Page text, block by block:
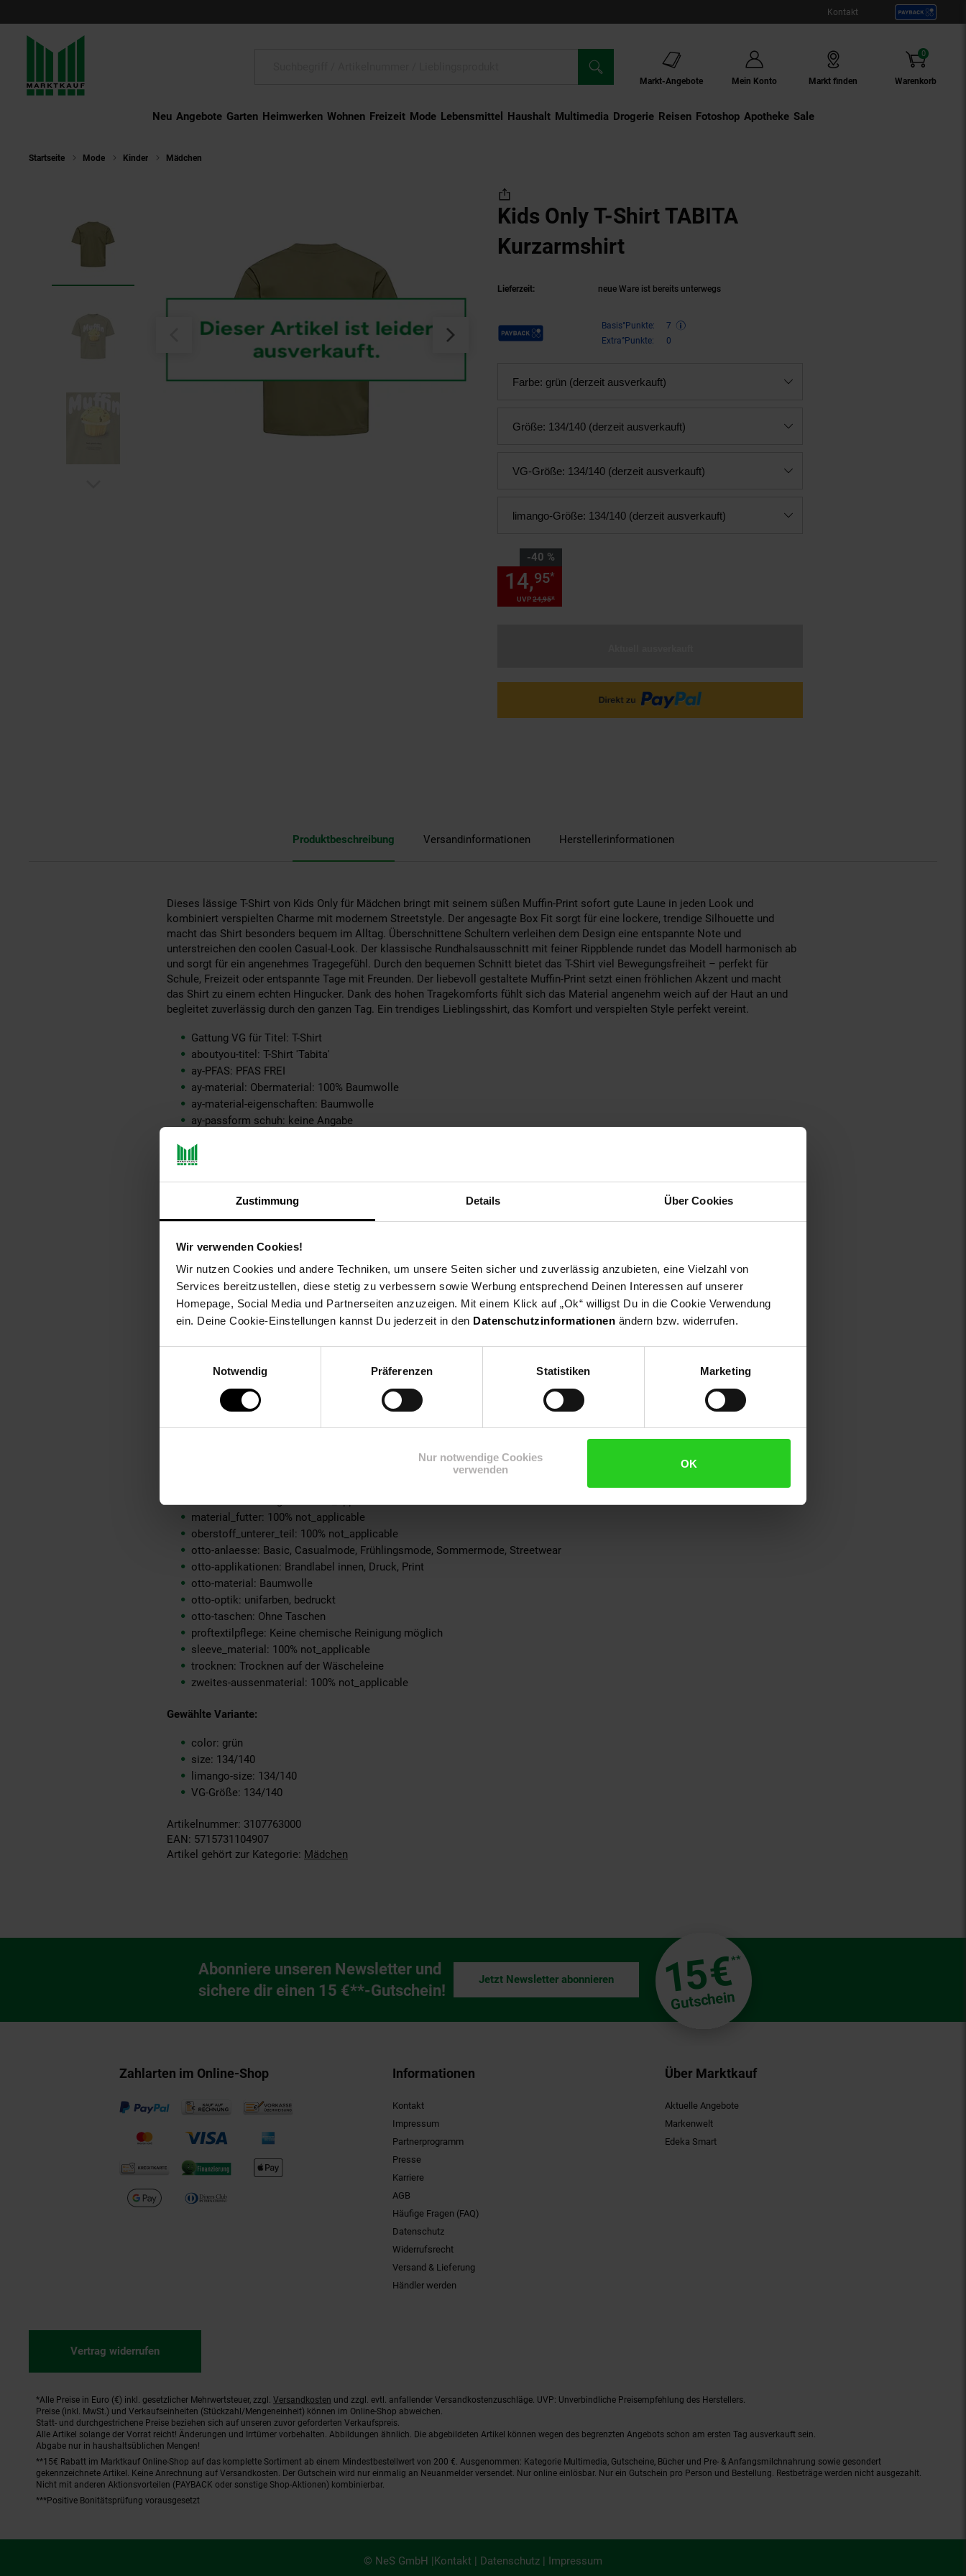
Zustimmung Details Über Cookies
Wir verwenden Cookies!
Wir nutzen Cookies und andere Techniken, um unsere Seiten sicher und zuverlässig anzubieten, eine Vielzahl von
Services bereitzustellen, diese stetig zu verbessern sowie Werbung entsprechend Deinen Interessen auf unserer
Homepage, Social Media und Partnerseiten anzuzeigen. Mit einem Klick auf „Ok“ willigst Du in die Cookie Verwendung
ein. Deine Cookie-Einstellungen kannst Du jederzeit in den Datenschutzinformationen ändern bzw. widerrufen.
Notwendig
Präferenzen Statistiken Marketing
Nur notwendige Cookies
verwenden
OK
Kontakt
Markt-Angebote Mein Konto Markt finden Warenkorb
0
Artikel
Neu Angebote Garten Heimwerken Wohnen Freizeit Mode Lebensmittel Haushalt Multimedia Drogerie Externer Link:
Reisen Externer Link:
Fotoshop Externer Link:
Apotheke Sale
Startseite Mode Kinder Mädchen
Kids Only T-Shirt TABITA
Kurzarmshirt
Lieferzeit: neue Ware ist bereits unterwegs
Payback Punkte Basis°Punkte:
7
Extra°Punkte:
0
Farbe: grün (derzeit ausverkauft)
Größe: 134/140 (derzeit ausverkauft)
VG-Größe: 134/140 (derzeit ausverkauft)
limango-Größe: 134/140 (derzeit ausverkauft)
-40 %
Sie Sparen 40 Prozent,
UVP24,95*
14,95*
Produktbeschreibung Versandinformationen Herstellerinformationen
Dieses lässige T-Shirt von Kids Only für Mädchen bringt mit seinem süßen Muffin-Print sofort gute Laune in jeden Look und
kombiniert verspielten Charme mit modernem Streetstyle. Der angesagte Box Fit sorgt für eine lockere, trendige Silhouette und
macht das Shirt besonders bequem im Alltag. Überschnittene Schultern verleihen dem Design eine entspannte Note und
unterstreichen den coolen Casual-Look. Der klassische Rundhalsausschnitt mit feiner Rippblende rundet das Modell harmonisch ab
und sorgt für ein angenehmes Tragegefühl. Durch den bequemen Schnitt bietet das T-Shirt viel Bewegungsfreiheit – perfekt für
Schule, Freizeit oder entspannte Tage mit Freunden. Der liebevoll gestaltete Muffin-Print setzt einen fröhlichen Akzent und macht
das Shirt zu einem echten Hingucker. Dank des hohen Tragekomforts fühlt sich das Material angenehm weich auf der Haut an und
begleitet zuverlässig durch den ganzen Tag. Ein trendiges Lieblingsshirt, das Komfort und verspielten Style perfekt vereint.
Gattung VG für Titel: T-Shirt
aboutyou-titel: T-Shirt 'Tabita'
ay-PFAS: PFAS FREI
ay-material: Obermaterial: 100% Baumwolle
ay-material-eigenschaften: Baumwolle
ay-passform schuh: keine Angabe
ay-schuhdetails: keine Angabe
ay-sondergroessen_produktebene: keine Angabe
ay-technologie jeans: keine Angabe
bleichen: Nicht bleichen
fuellung: 100% not_applicable
geschlechtvangraaf: Mädchen
innen_material_einsatz: 100% not_applicable
innensohle_material: kein Schuh
material: 100% Baumwolle
material-futter-innenjacke: 100% not_applicable
material-oberstoff-innenjacke: 100% not_applicable
material-oberstoff-mittlerer-teil: 100% not_applicable
material_futter: 100% not_applicable
oberstoff_unterer_teil: 100% not_applicable
otto-anlaesse: Basic, Casualmode, Frühlingsmode, Sommermode, Streetwear
otto-applikationen: Brandlabel innen, Druck, Print
otto-material: Baumwolle
otto-optik: unifarben, bedruckt
otto-taschen: Ohne Taschen
proftextilpflege: Keine chemische Reinigung möglich
sleeve_material: 100% not_applicable
trocknen: Trocknen auf der Wäscheleine
zweites-aussenmaterial: 100% not_applicable
Gewählte Variante:
color: grün
size: 134/140
limango-size: 134/140
VG-Größe: 134/140
Artikelnummer: 3107763000
EAN: 5715731104907
Artikel gehört zur Kategorie: Mädchen
Newsletter Anmeldung
Abonniere unseren Newsletter und
sichere dir einen 15 €**-Gutschein!
15€**
Gutschein
Jetzt Newsletter abonnieren
Zahlarten im Online-Shop Informationen
Kontakt
Impressum
Partnerprogramm
Presse
Karriere
AGB
Häufige Fragen (FAQ)
Datenschutz
Widerrufsrecht
Versand & Lieferung
Händler werden
Über Marktkauf
Aktuelle Angebote
Markenwelt
Edeka Smart
Vertrag widerrufen
Fußnoten
*Alle Preise in Euro (€) inkl. gesetzlicher Mehrwertsteuer, zzgl. Versandkosten und zzgl. evtl. anfallender Versandkostenzuschläge. UVP: Unverbindliche Preisempfehlung des Herstellers.
Preise (inkl. MwSt.) und Verkaufseinheiten (Stückzahl/Mengeneinheit) können im Online-Shop abweichen.
Statt- und durchgestrichene Preise beziehen sich auf unseren zuvor geforderten Verkaufspreis.
Alle Artikel solange der Vorrat reicht! Änderungen und Irrtümer vorbehalten. Abbildungen ähnlich. Die abgebildeten Artikel können wegen des begrenzten Angebots schon am ersten Tag ausverkauft sein.
Abgabe nur in haushaltsüblichen Mengen!
**15€ Rabatt im Marktkauf Online-Shop auf das komplette Sortiment ab einem Mindestbestellwert von 200 €. Ausgenommen: Kategorie Multimedia, Gutscheine, Bücher und Pre- & Anfangsmilchnahrung sowie gesondert
gekennzeichnete Artikel. Keine Anrechnung auf Versandkosten. Der Gutschein wird nur einmalig an Neuanmelder versendet. Nur online einlösbar. Nur ein Gutschein pro Person und Bestellung. Restbeträge werden nicht ausgezahlt.
Nicht mit anderen Aktionsvorteilen (PAYBACK oder sonstige Shop-Aktionen) kombinierbar.
***Positive Bonitätsprüfung vorausgesetzt
© NeS GmbH |Kontakt | Datenschutz | Impressum